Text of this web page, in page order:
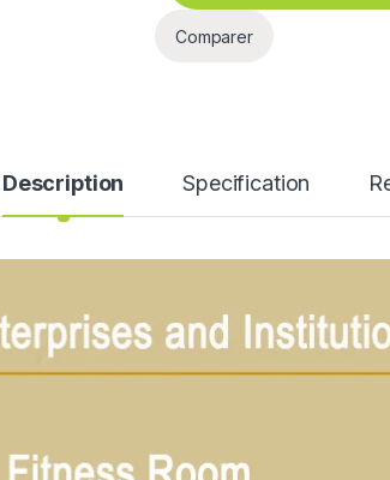
Comparer
Description Specification